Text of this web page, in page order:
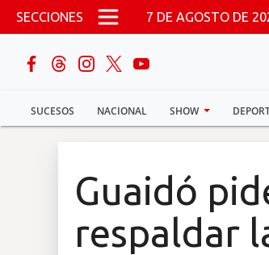
Pasar al contenido principal
SECCIONES 7 DE AGOSTO DE
SUCESOS NACIONAL SHOW
buscar
Sucesos
Guaidó
respaldar